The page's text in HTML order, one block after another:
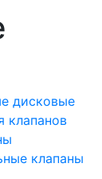
дисковые
клапанов
клапаны